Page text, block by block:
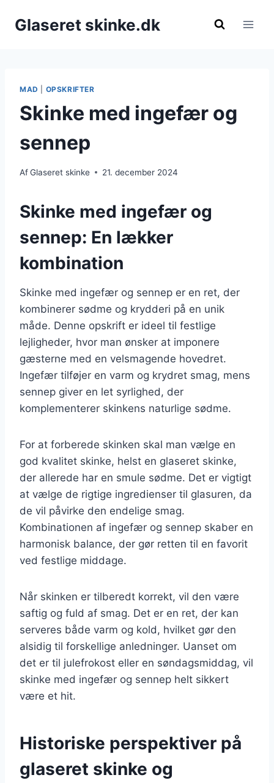
Glaseret skinke.dk
MAD OPSKRIFTER
Skinke med ingefær og
sennep
AfGlaseret skinke 21. december 2024
Skinke med ingefær og
sennep: En lækker
kombination
Skinke med ingefær og sennep er en ret, der
kombinerer sødme og krydderi på en unik
måde. Denne opskrift er ideel til festlige
lejligheder, hvor man ønsker at imponere
gæsterne med en velsmagende hovedret.
Ingefær tilføjer en varm og krydret smag, mens
sennep giver en let syrlighed, der
komplementerer skinkens naturlige sødme.
For at forberede skinken skal man vælge en
god kvalitet skinke, helst en glaseret skinke,
der allerede har en smule sødme. Det er vigtigt
at vælge de rigtige ingredienser til glasuren, da
de vil påvirke den endelige smag.
Kombinationen af ingefær og sennep skaber en
harmonisk balance, der gør retten til en favorit
ved festlige middage.
Når skinken er tilberedt korrekt, vil den være
saftig og fuld af smag. Det er en ret, der kan
serveres både varm og kold, hvilket gør den
alsidig til forskellige anledninger. Uanset om
det er til julefrokost eller en søndagsmiddag, vil
skinke med ingefær og sennep helt sikkert
være et hit.
Historiske perspektiver på
glaseret skinke og